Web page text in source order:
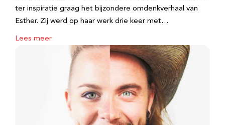
ter inspiratie graag het bijzondere omdenkverhaal van
Esther. Zij werd op haar werk drie keer met…
Lees meer